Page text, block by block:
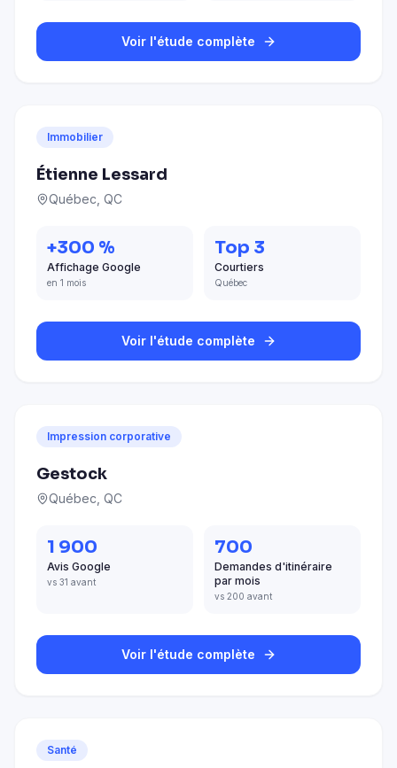
Voir l'étude complète
Immobilier
Étienne Lessard
Québec, QC
+300 %
Affichage Google
en 1 mois
Top 3
Courtiers
Québec
Voir l'étude complète
Impression corporative
Gestock
Québec, QC
1 900
Avis Google
vs 31 avant
700
Demandes d'itinéraire
par mois
vs 200 avant
Voir l'étude complète
Santé